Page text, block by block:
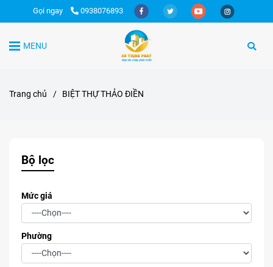
Gọi ngay 0938076893
MENU
Trang chủ / BIỆT THỰ THẢO ĐIỀN
Bộ lọc
Mức giá
Phường